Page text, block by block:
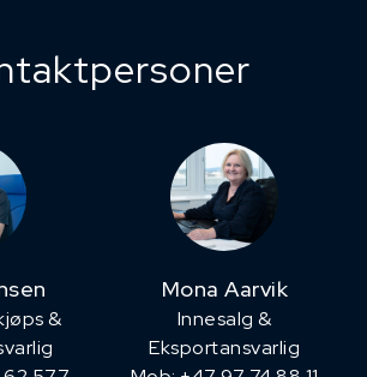
&
Mona Aarvik
Innesalg &
Eksportansvarlig